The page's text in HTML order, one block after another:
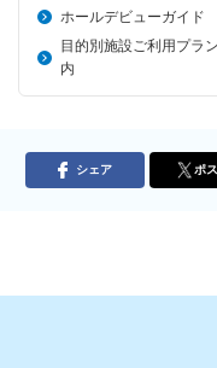
ホールデビューガイド
目的別施設ご利用プラ
内
シェア ポ